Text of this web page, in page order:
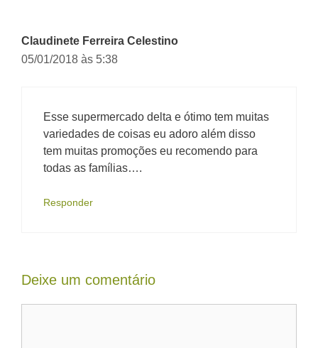
Claudinete Ferreira Celestino
05/01/2018 às 5:38
Esse supermercado delta e ótimo tem muitas
variedades de coisas eu adoro além disso
tem muitas promoções eu recomendo para
todas as famílias….
Responder
Deixe um comentário